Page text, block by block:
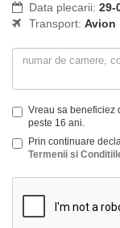
Data plecarii: 29-
Transport: Avion
Vreau sa beneficiez
peste 16 ani.
Prin continuare
Termenii si